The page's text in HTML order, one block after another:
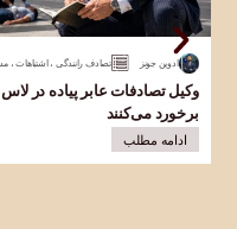
ادوین جونز تصادف رانندگی ،اشتباهات،
وکیل تصادفات عابر پیاده در
برخورد می‌کنند
ادامه مطلب